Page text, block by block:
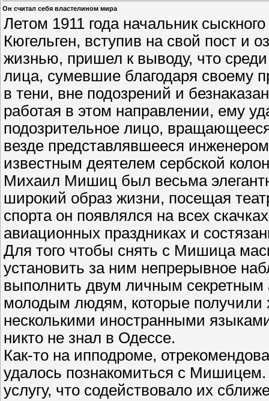
Он считал себя властелином мира
Летом 1911 года начальник
Кюгельген, вступив на свой пост и
жизнью, пришел к выводу, что
лица, сумевшие благодаря своему
в тени, вне подозрений и
работая в этом направлении, ему
подозрительное лицо, вращающееся
везде представлявшееся
известным деятелем сербской
Михаил Мишиц был весьма
широкий образ жизни, посещая
спорта он появлялся на всех
авиационных праздниках и
Для того чтобы снять с Мишица
установить за ним непрерывное
выполнить двум личным секретным
молодым людям, которые получили
несколькими иностранными
никто не знал в Одессе.
Как-то на ипподроме,
удалось познакомиться с
услугу, что содействовало их